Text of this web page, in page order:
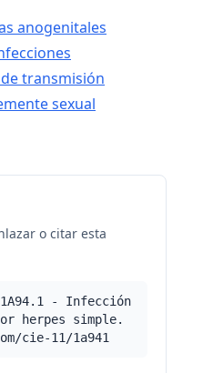
anogenitales
transmisión
sexual
o citar esta
- Infección
herpes simple.
cie-11/1a941